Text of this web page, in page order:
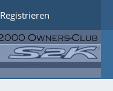
Registrieren